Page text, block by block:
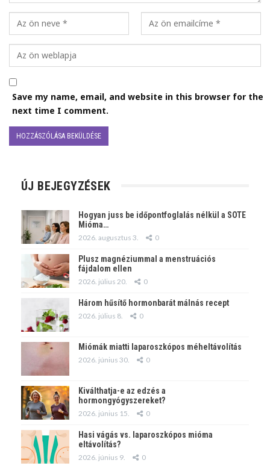
Save my name, email, and website in this browser for the
next time I comment.
ÚJ BEJEGYZÉSEK
Hogyan juss be időpontfoglalás nélkül a SOTE
Mióma…
2026. augusztus 3. 0
Plusz magnéziummal a menstruációs
fájdalom ellen
2026. július 20. 0
Három hűsítő hormonbarát málnás recept
2026. július 8. 0
Miómák miatti laparoszkópos méheltávolítás
2026. június 30. 0
Kiválthatja-e az edzés a
hormongyógyszereket?
2026. június 15. 0
Hasi vágás vs. laparoszkópos mióma
eltávolítás?
2026. június 9. 0